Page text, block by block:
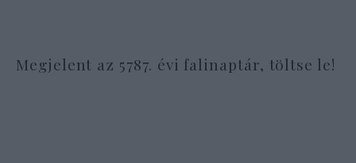
Megjelent az 5787. évi falinaptár, töltse le!